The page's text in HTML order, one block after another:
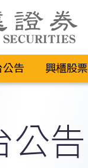
公告 興櫃股票
公告